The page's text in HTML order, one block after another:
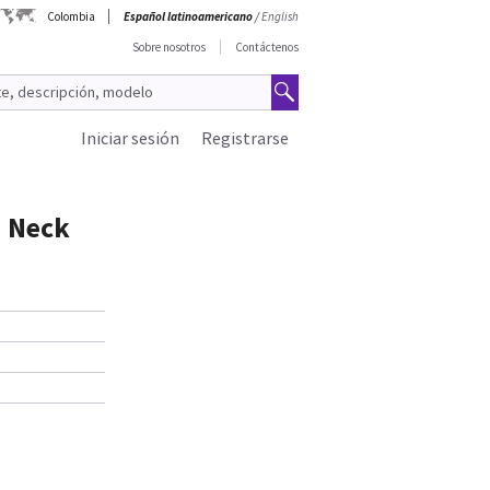
Colombia Español latinoamericano/English
Sobre nosotros
Contáctenos
Registrarse
Iniciar sesión